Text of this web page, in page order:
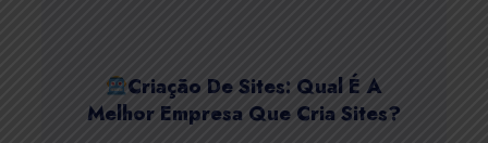
Criação De Sites: Qual É A
Melhor Empresa Que Cria Sites?